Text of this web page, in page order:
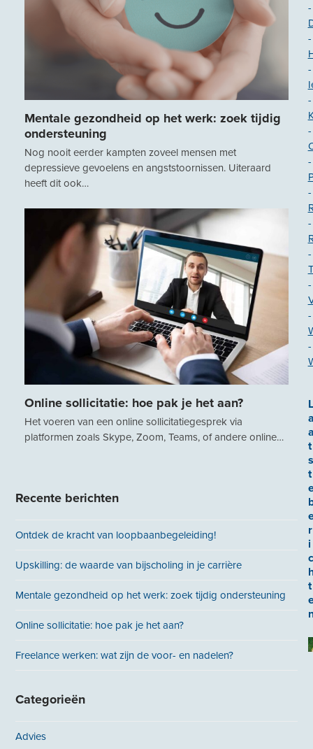
Mentale gezondheid op het werk: zoek tijdig
ondersteuning
Nog nooit eerder kampten zoveel mensen met
depressieve gevoelens en angststoornissen. Uiteraard
heeft dit ook…
Online sollicitatie: hoe pak je het aan?
Het voeren van een online sollicitatiegesprek via
platformen zoals Skype, Zoom, Teams, of andere online…
Recente berichten
Ontdek de kracht van loopbaanbegeleiding!
Upskilling: de waarde van bijscholing in je carrière
Mentale gezondheid op het werk: zoek tijdig ondersteuning
Online sollicitatie: hoe pak je het aan?
Freelance werken: wat zijn de voor- en nadelen?
Categorieën
Advies
-
-
-
-
-
-
-
-
-
-
-
-
L
t
s
t
r
i
c
t